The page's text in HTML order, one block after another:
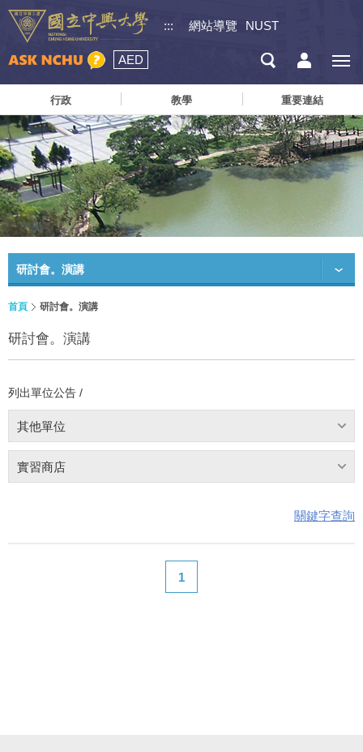
::: 網站導覽 NUST
AED
行政 教學 重要連結
研討會。演講
首頁 研討會。演講
研討會。演講
列出單位公告 /
其他單位
實習商店
關鍵字查詢
1